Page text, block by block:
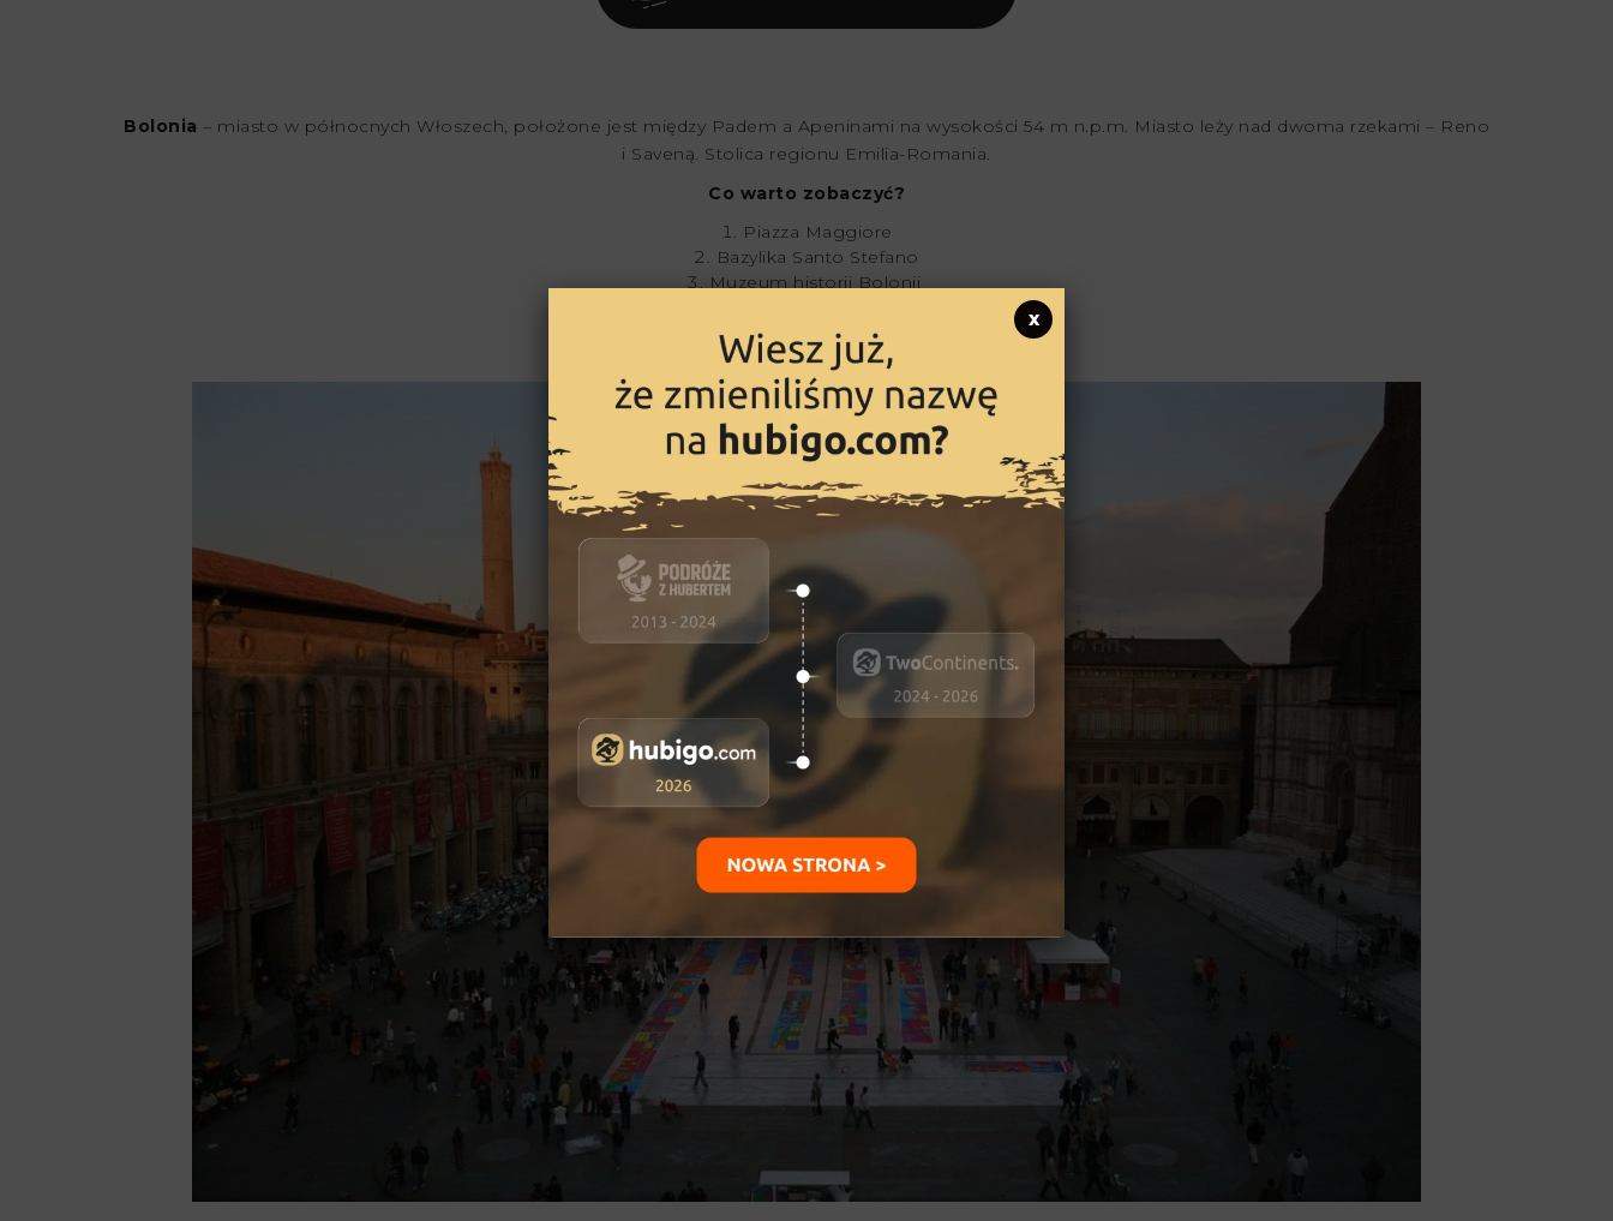
Bolonia – miasto w północnych Włoszech, położone jest między Padem a Apeninami na wysokości 54 m n.p.m. Miasto leży nad dwoma rzekami – Reno
i Saveną. Stolica regionu Emilia-Romania.
Co warto zobaczyć?
Piazza Maggiore
Bazylika Santo Stefano
Muzeum historii Bolonii
Fontanna Neptuna
x